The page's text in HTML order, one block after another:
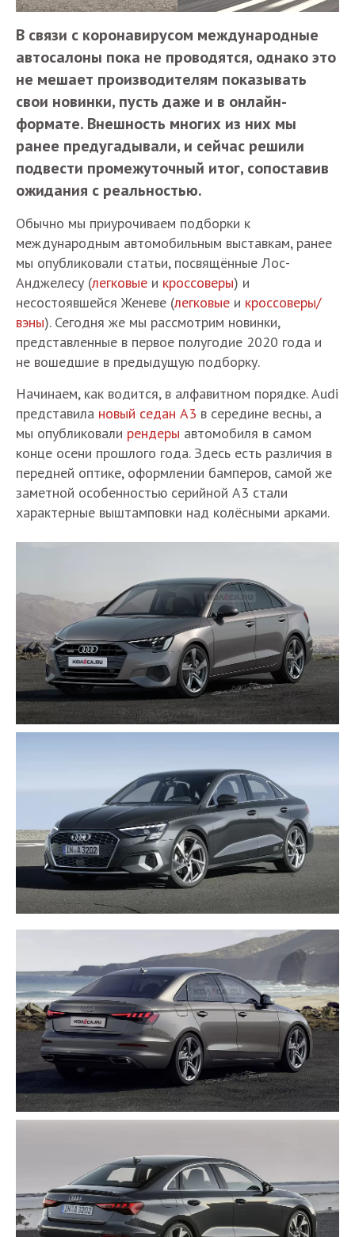
В связи с коронавирусом международные
автосалоны пока не проводятся, однако это
не мешает производителям показывать
свои новинки, пусть даже и в онлайн-
формате. Внешность многих из них мы
ранее предугадывали, и сейчас решили
подвести промежуточный итог, сопоставив
ожидания с реальностью.
Обычно мы приурочиваем подборки к
международным автомобильным выставкам, ранее
мы опубликовали статьи, посвящённые Лос-
Анджелесу (легковые и кроссоверы) и
несостоявшейся Женеве (легковые и кроссоверы/
вэны). Сегодня же мы рассмотрим новинки,
представленные в первое полугодие 2020 года и
не вошедшие в предыдущую подборку.
Начинаем, как водится, в алфавитном порядке. Audi
представила новый седан А3 в середине весны, а
мы опубликовали рендеры автомобиля в самом
конце осени прошлого года. Здесь есть различия в
передней оптике, оформлении бамперов, самой же
заметной особенностью серийной А3 стали
характерные выштамповки над колёсными арками.